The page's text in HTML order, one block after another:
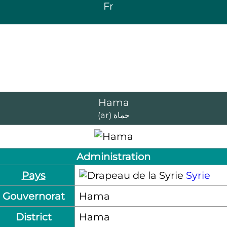
Fr
Hama
(ar) حماة
Administration
Pays
Syrie
Gouvernorat
Hama
District
Hama